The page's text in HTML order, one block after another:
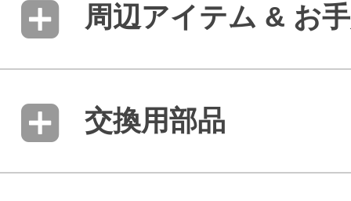
周辺アイテム & お
交換用部品